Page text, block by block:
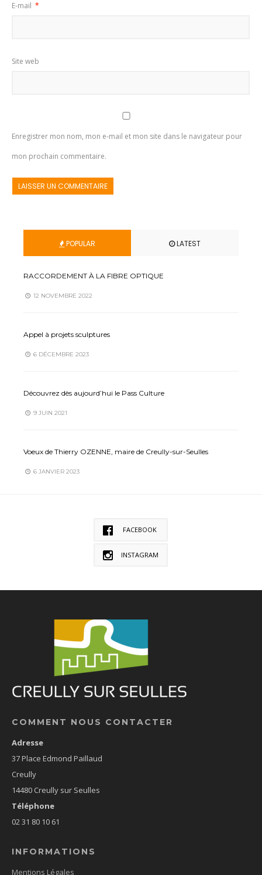
E-mail *
Site web
Enregistrer mon nom, mon e-mail et mon site dans le navigateur pour
mon prochain commentaire.
POPULAR LATEST
RACCORDEMENT À LA FIBRE OPTIQUE
12 NOVEMBRE 2022
Appel à projets sculptures
6 DÉCEMBRE 2023
Découvrez dès aujourd’hui le Pass Culture
9 JUIN 2021
Voeux de Thierry OZENNE, maire de Creully-sur-Seulles
6 JANVIER 2023
FACEBOOK
INSTAGRAM
COMMENT NOUS CONTACTER
Adresse
37 Place Edmond Paillaud
Creully
14480 Creully sur Seulles
Téléphone
02 31 80 10 61
INFORMATIONS
Mentions Légales